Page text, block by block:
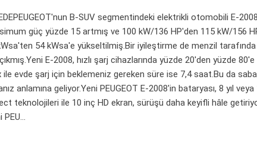
B-SUV segmentindeki elektrikli otomobili E-
güç yüzde 15 artmış ve 100 kW/136 HP'den 115 kW/156
54 kWsa'e yükseltilmiş.Bir iyileştirme de menzil tarafında
E-2008, hızlı şarj cihazlarında yüzde 20'den yüzde
evde şarj için beklemeniz gereken süre ise 7,4 saat.Bu da
anlamına geliyor.Yeni PEUGEOT E-2008'in bataryası, 8 yıl
teknolojileri ile 10 inç HD ekran, sürüşü daha keyifli hâle